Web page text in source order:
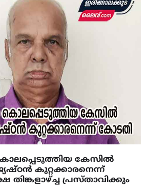
കേസിൽ
കുറ്റക്കാരനെന്ന്
തിങ്കളാഴ്ച്ച പ്രസ്താവിക്കും